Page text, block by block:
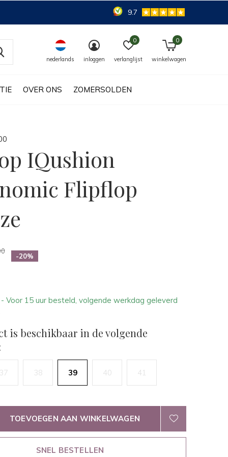
OVER ONS ZOMERSOLDEN
nederlands inloggen verlanglijst
0
winkelwagen
0
9.7
0
IQushion
Flipflop
-20%
- Voor 15 uur besteld, volgende werkdag geleverd
is beschikbaar in de volgende
38 39 40 41
TOEVOEGEN AAN WINKELWAGEN
SNEL BESTELLEN